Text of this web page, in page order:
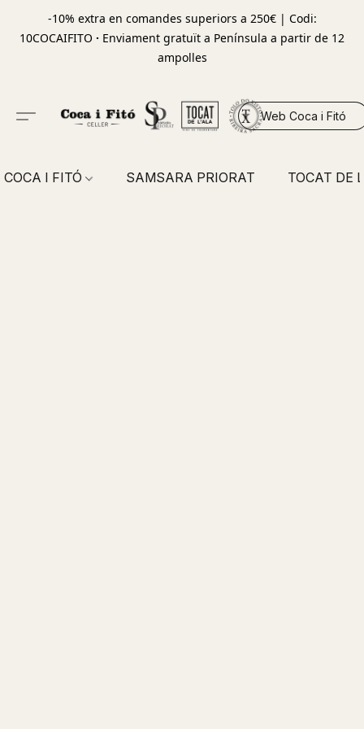
-10% extra en comandes superiors a 250€ | Codi:
10COCAIFITO · Enviament gratuït a Península a partir de 12
ampolles
Web Coca i Fitó
COCA I FITÓ SAMSARA PRIORAT TOCAT DE